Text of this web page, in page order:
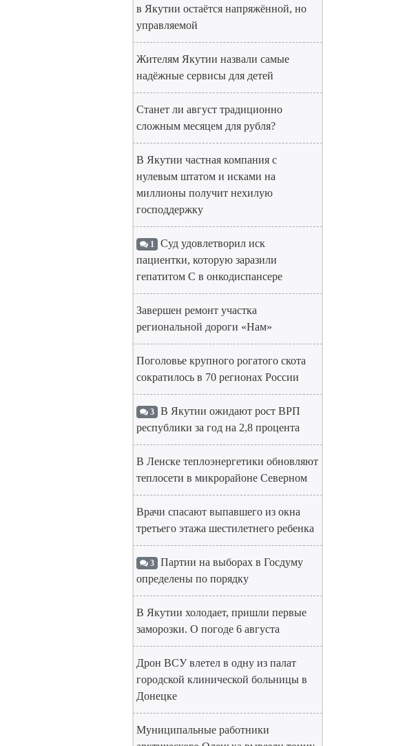
в Якутии остаётся напряжённой, но
управляемой
Жителям Якутии назвали самые
надёжные сервисы для детей
Станет ли август традиционно
сложным месяцем для рубля?
В Якутии частная компания с
нулевым штатом и исками на
миллионы получит нехилую
господдержку
1 Суд удовлетворил иск
пациентки, которую заразили
гепатитом С в онкодиспансере
Завершен ремонт участка
региональной дороги «Нам»
Поголовье крупного рогатого скота
сократилось в 70 регионах России
3 В Якутии ожидают рост ВРП
республики за год на 2,8 процента
В Ленске теплоэнергетики обновляют
теплосети в микрорайоне Северном
Врачи спасают выпавшего из окна
третьего этажа шестилетнего ребенка
3 Партии на выборах в Госдуму
определены по порядку
В Якутии холодает, пришли первые
заморозки. О погоде 6 августа
Дрон ВСУ влетел в одну из палат
городской клинической больницы в
Донецке
Муниципальные работники